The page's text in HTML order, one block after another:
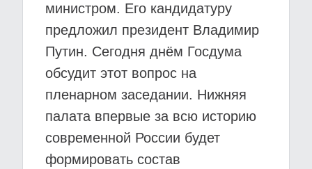
министром. Его кандидатуру
предложил президент Владимир
Путин. Сегодня днём Госдума
обсудит этот вопрос на
пленарном заседании. Нижняя
палата впервые за всю историю
современной России будет
формировать состав